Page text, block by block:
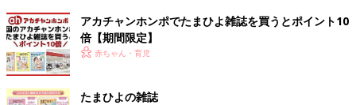
アカチャンホンポでたまひよ雑誌を買うとポイント10
倍【期間限定】
赤ちゃん・育児
たまひよの雑誌